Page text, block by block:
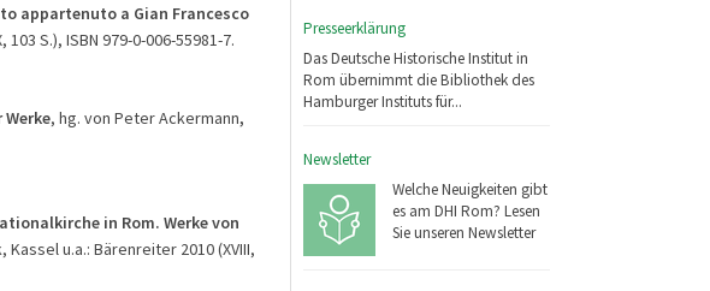
Presseerklärung
Das Deutsche Historische Institut in
Rom übernimmt die Bibliothek des
Hamburger Instituts für...
Newsletter
Welche Neuigkeiten gibt
es am DHI Rom? Lesen
Sie unseren Newsletter
appartenuto a Gian Francesco
S.), ISBN 979-0-006-55981-7.
, hg. von Peter Ackermann,
in Rom. Werke von
Kassel u.a.: Bärenreiter 2010 (XVIII,